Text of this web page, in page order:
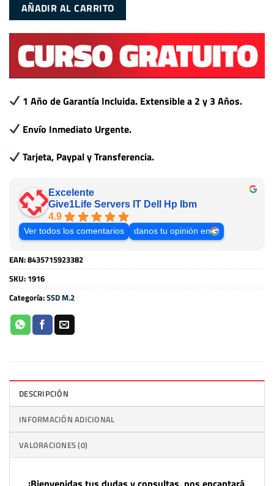
AÑADIR AL CARRITO
1 Año de Garantía Incluida. Extensible a 2 y 3 Años.
Envío Inmediato Urgente.
Tarjeta, Paypal y Transferencia.
Excelente
Give1Life Servers IT Dell Hp Ibm
4.9
Ver todos los comentarios danos tu opinión en
EAN:8435715923382
SKU: 1916
Categoría:SSD M.2
DESCRIPCIÓN
INFORMACIÓN ADICIONAL
VALORACIONES (0)